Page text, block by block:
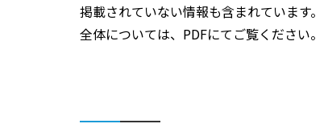
掲載されていない情報も含まれています。
全体については、PDFにてご覧ください。